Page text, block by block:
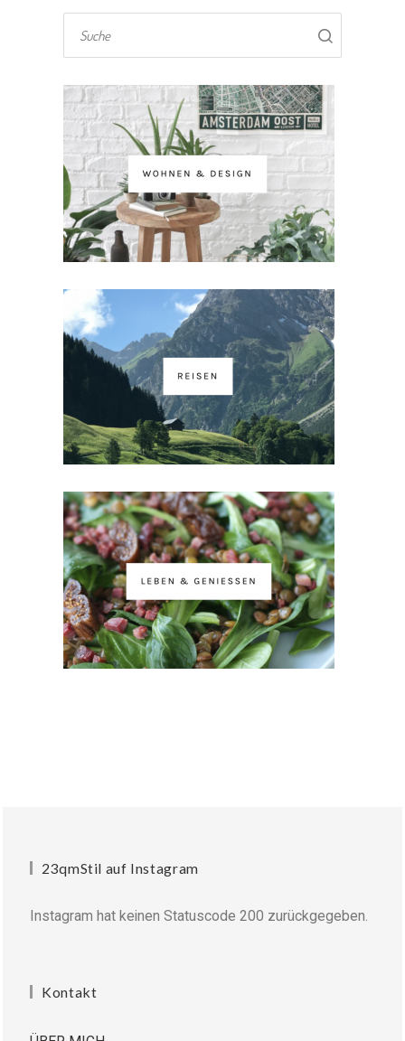
23qmStil auf Instagram
Instagram hat keinen Statuscode 200 zurückgegeben.
Kontakt